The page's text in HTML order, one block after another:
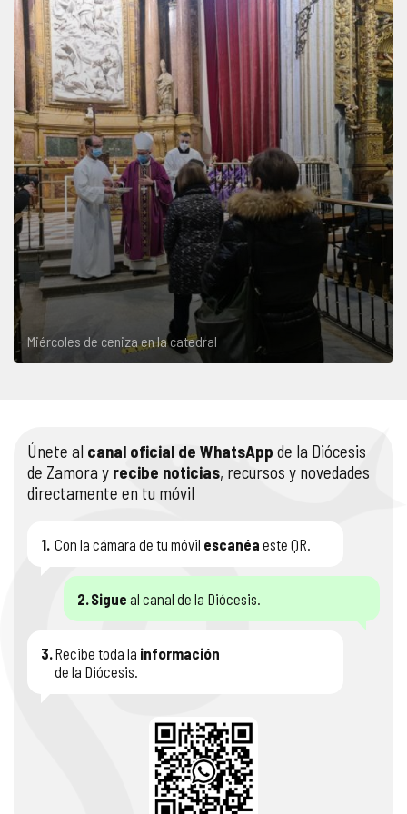
Miércoles de ceniza en la catedral
Únete al canal oficial de WhatsApp de la Diócesis
de Zamora y recibe noticias, recursos y novedades
directamente en tu móvil
1. Con la cámara de tu móvil escanéa este QR.
2.Sigue al canal de la Diócesis.
3.Recibe toda la información
de la Diócesis.